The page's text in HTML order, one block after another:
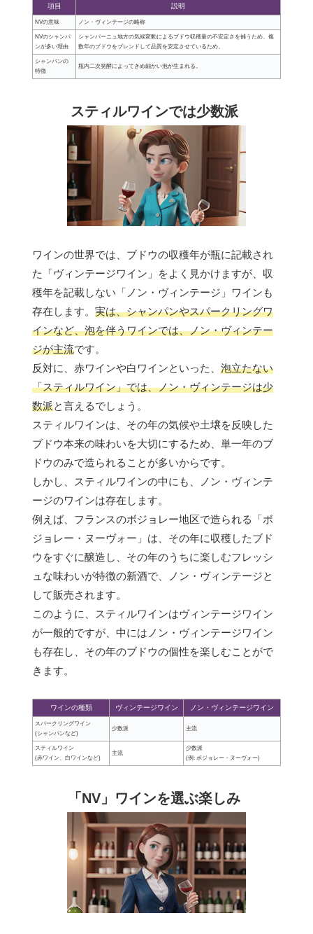
項目 説明
NVの意味 ノン・ヴィンテージの略称
NVのシャンパ
ンが多い理由
シャンパーニュ地方の気候変動によるブドウ収穫量の不安定さを補うため、複
数年のブドウをブレンドして品質を安定させているため。
シャンパンの
特徴
瓶内二次発酵によってきめ細かい泡が生まれる。
スティルワインでは少数派
ワインの世界では、ブドウの収穫年が瓶に記載され
た「ヴィンテージワイン」をよく見かけますが、収
穫年を記載しない「ノン・ヴィンテージ」ワインも
存在します。 実は、シャンパンやスパークリングワ
インなど、泡を伴うワインでは、ノン・ヴィンテー
ジが主流です。
反対に、赤ワインや白ワインといった、 泡立たない
「スティルワイン」では、ノン・ヴィンテージは少
数派と言えるでしょう。
スティルワインは、その年の気候や土壌を反映した
ブドウ本来の味わいを大切にするため、単一年のブ
ドウのみで造られることが多いからです。
しかし、スティルワインの中にも、ノン・ヴィンテ
ージのワインは存在します。
例えば、フランスのボジョレー地区で造られる「ボ
ジョレー・ヌーヴォー」は、その年に収穫したブド
ウをすぐに醸造し、その年のうちに楽しむフレッシ
ュな味わいが特徴の新酒で、ノン・ヴィンテージと
して販売されます。
このように、スティルワインはヴィンテージワイン
が一般的ですが、中にはノン・ヴィンテージワイン
も存在し、その年のブドウの個性を楽しむことがで
きます。
ワインの種類 ヴィンテージワイン ノン・ヴィンテージワイン
スパークリングワイン
(シャンパンなど)
少数派 主流
スティルワイン
(赤ワイン、白ワインなど)
主流
少数派
(例: ボジョレー・ヌーヴォー)
「NV」ワインを選ぶ楽しみ